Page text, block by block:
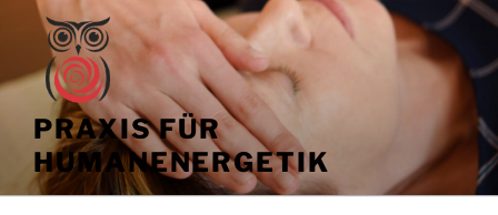
content
PRAXIS FÜR
HUMANENERGETIK